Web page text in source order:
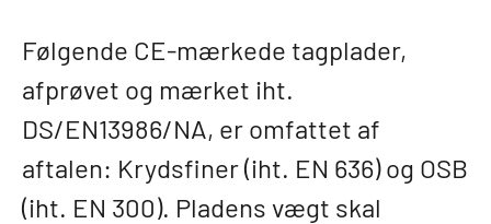
Følgende CE-mærkede tagplader,
afprøvet og mærket iht.
DS/EN13986/NA, er omfattet af
aftalen: Krydsfiner (iht. EN 636) og OSB
(iht. EN 300). Pladens vægt skal